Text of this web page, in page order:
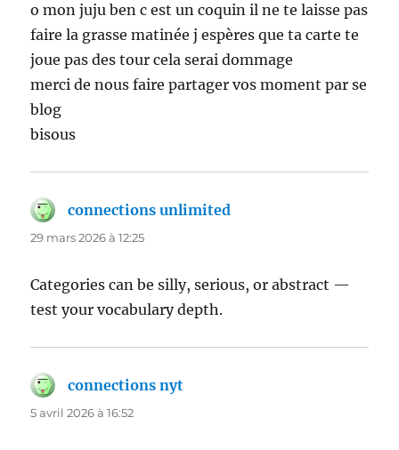
o mon juju ben c est un coquin il ne te laisse pas
faire la grasse matinée j espères que ta carte te
joue pas des tour cela serai dommage
merci de nous faire partager vos moment par se
blog
bisous
connections unlimited
29 mars 2026 à 12:25
Categories can be silly, serious, or abstract —
test your vocabulary depth.
connections nyt
5 avril 2026 à 16:52